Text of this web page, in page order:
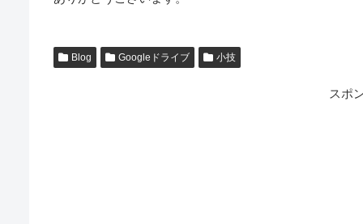
Blog Googleドライブ 小技
スポ